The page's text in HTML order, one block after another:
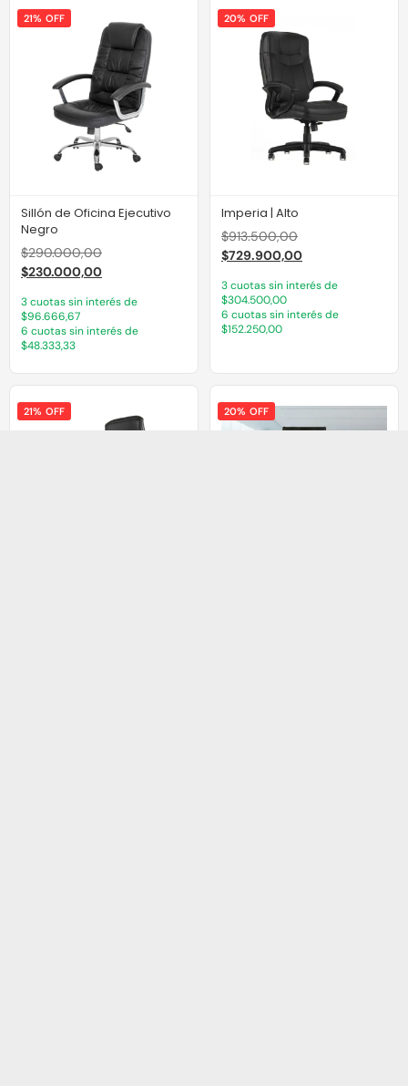
21% OFF
Sillón de Oficina Ejecutivo
Negro
$290.000,00
$230.000,00
3 cuotas sin interés de
$96.666,67
6 cuotas sin interés de
$48.333,33
20% OFF
Imperia | Alto
$913.500,00
$729.900,00
3 cuotas sin interés de
$304.500,00
6 cuotas sin interés de
$152.250,00
21% OFF 20% OFF